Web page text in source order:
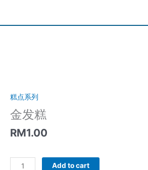
content
糕点系列
金发糕
RM1.00
Add to cart